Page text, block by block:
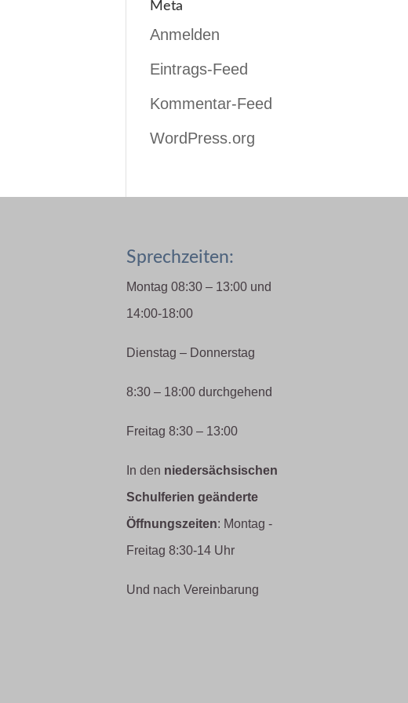
Meta
Anmelden
Eintrags-Feed
Kommentar-Feed
WordPress.org
Sprechzeiten:
Montag 08:30 – 13:00 und
14:00-18:00
Dienstag – Donnerstag
8:30 – 18:00 durchgehend
Freitag 8:30 – 13:00
In den niedersächsischen
Schulferien geänderte
Öffnungszeiten: Montag -
Freitag 8:30-14 Uhr
Und nach Vereinbarung